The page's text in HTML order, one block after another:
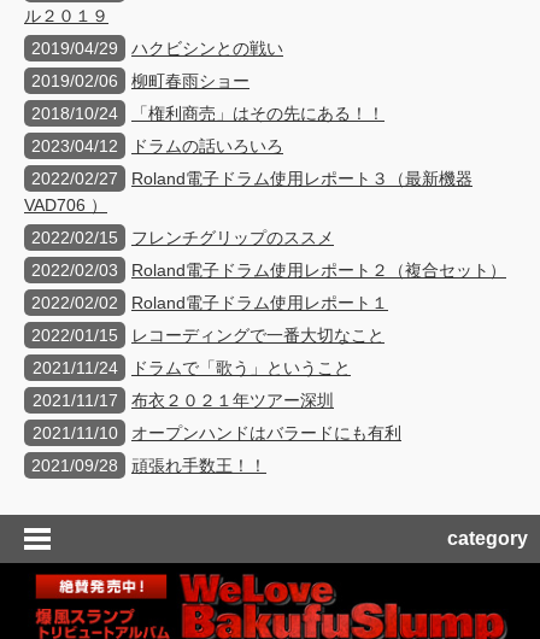
ル２０１９
2019/04/29
ハクビシンとの戦い
2019/02/06
柳町春雨ショー
2018/10/24
「権利商売」はその先にある！！
2023/04/12
ドラムの話いろいろ
2022/02/27
Roland電子ドラム使用レポート３（最新機器
VAD706 ）
2022/02/15
フレンチグリップのススメ
2022/02/03
Roland電子ドラム使用レポート２（複合セット）
2022/02/02
Roland電子ドラム使用レポート１
2022/01/15
レコーディングで一番大切なこと
2021/11/24
ドラムで「歌う」ということ
2021/11/17
布衣２０２１年ツアー深圳
2021/11/10
オープンハンドはバラードにも有利
2021/09/28
頑張れ手数王！！
category